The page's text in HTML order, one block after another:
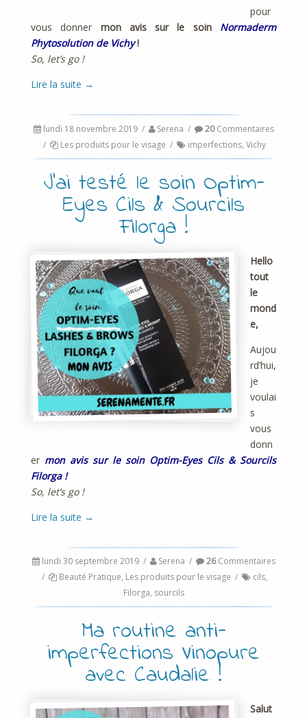
pour
vous donner mon avis sur le soin Normaderm
Phytosolution de Vichy!
So, let’s go !
Lire la suite →
lundi 18 novembre 2019 / Serena / 20Commentaires
/
Les produits pour le visage / imperfections, Vichy
J’ai testé le soin Optim-
Eyes Cils & Sourcils
Filorga !
Hello
tout
le
mond
e,
Aujou
rd’hui,
je
voulai
s
vous
donn
er mon avis sur le soin Optim-Eyes Cils & Sourcils
Filorga !
So, let’s go !
Lire la suite →
lundi 30 septembre 2019 / Serena / 26Commentaires
/
Beauté Pratique, Les produits pour le visage / cils,
Filorga, sourcils
Ma routine anti-
imperfections Vinopure
avec Caudalie !
Salut